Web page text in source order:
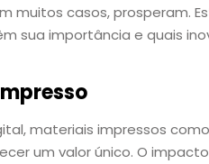
muitos casos, prosperam.
sua importância e quais
materiais impressos
um valor único. O